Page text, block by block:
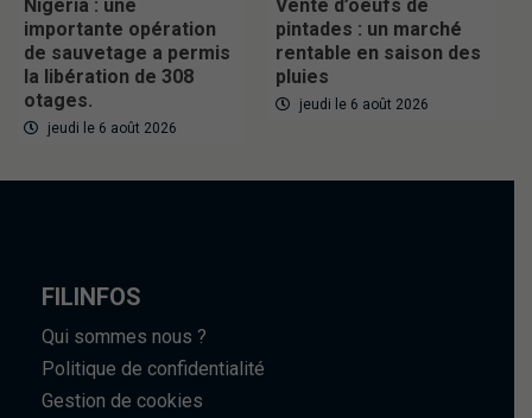
Nigeria : une
importante opération
de sauvetage a permis
la libération de 308
otages.
jeudi le 6 août 2026
Vente d’oeufs de
pintades : un marché
rentable en saison des
pluies
jeudi le 6 août 2026
FILINFOS
Qui sommes nous ?
Politique de confidentialité
Gestion de cookies